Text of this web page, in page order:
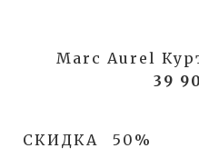
Marc Aurel
39
СКИДКА 50%